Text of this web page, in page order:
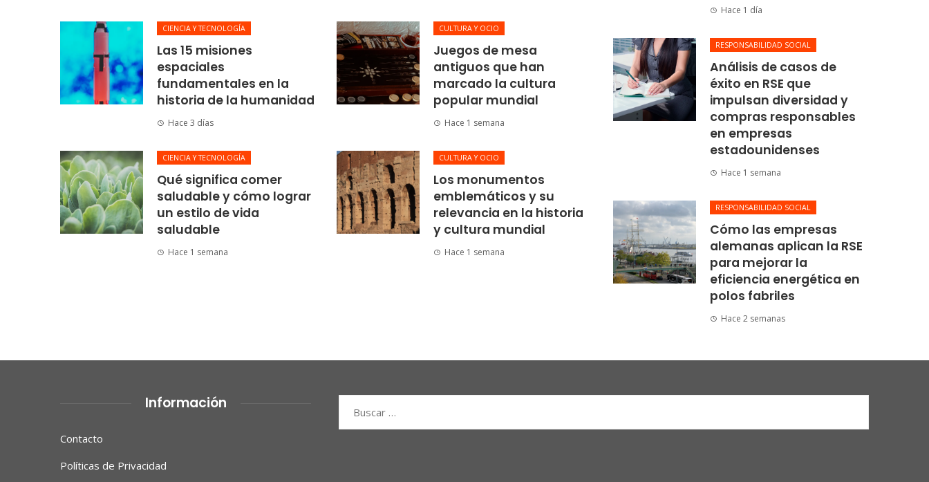
CIENCIA Y TECNOLOGÍA
Las 15 misiones
espaciales
fundamentales en la
historia de la humanidad
Hace 3 días
CIENCIA Y TECNOLOGÍA
Qué significa comer
saludable y cómo lograr
un estilo de vida
saludable
Hace 1 semana
CULTURA Y OCIO
Juegos de mesa
antiguos que han
marcado la cultura
popular mundial
Hace 1 semana
CULTURA Y OCIO
Los monumentos
emblemáticos y su
relevancia en la historia
y cultura mundial
Hace 1 semana
Hace 1 día
RESPONSABILIDAD SOCIAL
Análisis de casos de
éxito en RSE que
impulsan diversidad y
compras responsables
en empresas
estadounidenses
Hace 1 semana
RESPONSABILIDAD SOCIAL
Cómo las empresas
alemanas aplican la RSE
para mejorar la
eficiencia energética en
polos fabriles
Hace 2 semanas
Información
Contacto
Políticas de Privacidad